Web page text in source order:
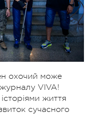
охочий може
VIVA!
життя
сучасного